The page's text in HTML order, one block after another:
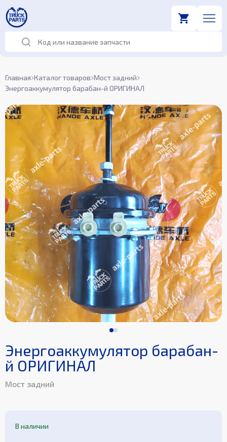
Главная Каталог товаров Мост задний
Энергоаккумулятор барабан-й ОРИГИНАЛ
Энергоаккумулятор барабан-
й ОРИГИНАЛ
Мост задний
В наличии